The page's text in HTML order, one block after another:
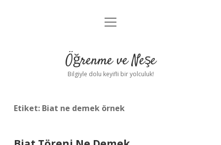
Anasayfa
Yasal Uyarı
menüyü
Öğrenme ve Neşe
Bilgiyle dolu keyifli bir yolculuk!
Etiket: Biat ne demek örnek